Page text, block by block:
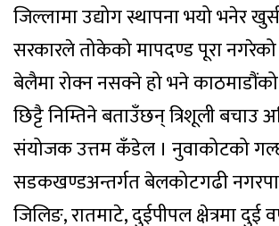
जिल्लामा उद्योग स्थापना भयो भनेर
सरकारले तोकेको मापदण्ड पूरा नगरेको
बेलैमा रोक्न नसक्ने हो भने
छिट्टै निम्तिने बताउँछन् त्रिशूली बचाउ
संयोजक उत्तम कँडेल । नुवाकोटको
सडकखण्डअन्तर्गत बेलकोटगढी
जिलिङ, रातमाटे, दुईपीपल क्षेत्रमा दुई